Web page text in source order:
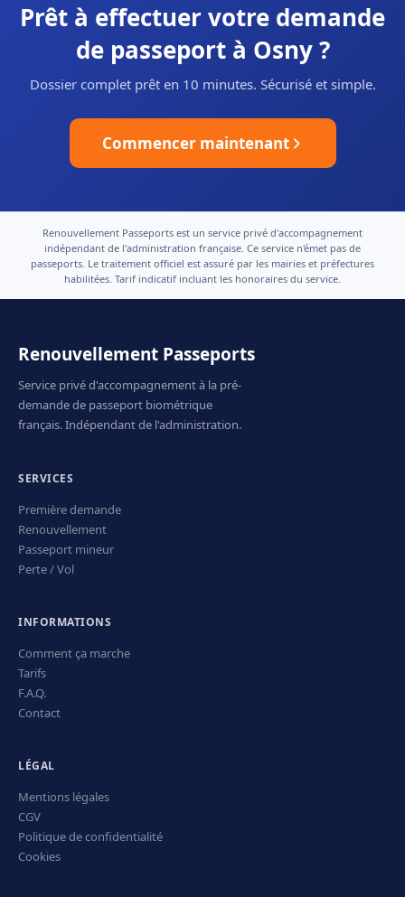
Prêt à effectuer votre demande
de passeport à Osny ?
Dossier complet prêt en 10 minutes. Sécurisé et simple.
Commencer maintenant
Renouvellement Passeports est un service privé d'accompagnement
indépendant de l'administration française. Ce service n'émet pas de
passeports. Le traitement officiel est assuré par les mairies et préfectures
habilitées. Tarif indicatif incluant les honoraires du service.
Renouvellement Passeports
Service privé d'accompagnement à la pré-
demande de passeport biométrique
français. Indépendant de l'administration.
SERVICES
Première demande
Renouvellement
Passeport mineur
Perte / Vol
INFORMATIONS
Comment ça marche
Tarifs
F.A.Q.
Contact
LÉGAL
Mentions légales
CGV
Politique de confidentialité
Cookies